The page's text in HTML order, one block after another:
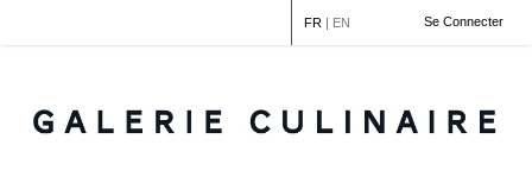
Se Connecter
FR| EN